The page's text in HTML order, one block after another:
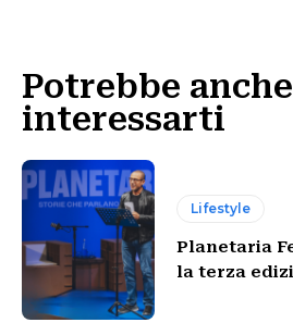
Potrebbe anche
interessarti
Lifestyle
Planetaria
la terza